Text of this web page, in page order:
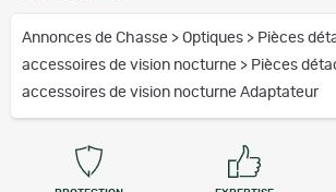
Annonces de Chasse > Optiques > Pièces
accessoires de vision nocturne > Pièces
accessoires de vision nocturne Adaptateur